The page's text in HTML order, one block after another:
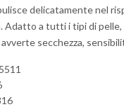
delicatamente nel
Adatto a tutti i tipi di pelle,
secchezza,